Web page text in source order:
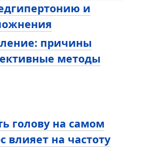
и
причины
методы
голову на самом
влияет на частоту